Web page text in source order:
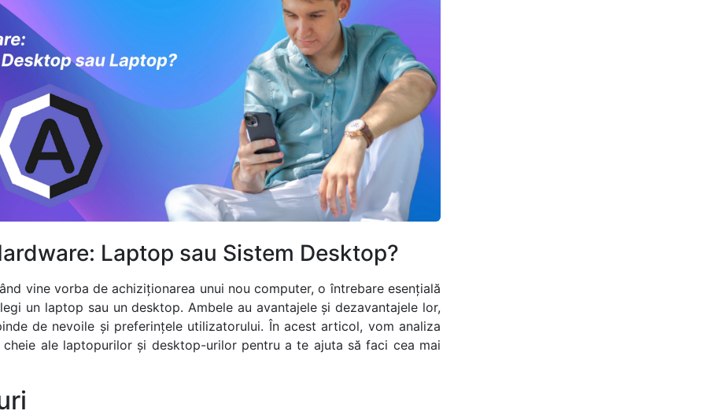
Laptop sau Sistem Desktop?
vine vorba de achiziționarea unui nou computer, o întrebare esențială
un laptop sau un desktop. Ambele au avantajele și dezavantajele lor,
de nevoile și preferințele utilizatorului. În acest articol, vom analiza
ale laptopurilor și desktop-urilor pentru a te ajuta să faci cea mai